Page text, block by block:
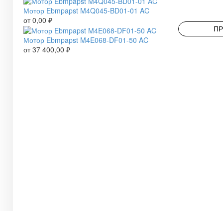
Мотор Ebmpapst M4Q045-BD01-01 AC
от0,00 ₽
Мотор Ebmpapst M4E068-DF01-50 AC
от37 400,00 ₽